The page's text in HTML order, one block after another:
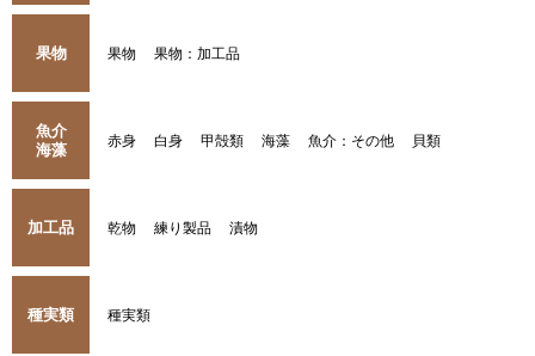
果物 果物 果物：加工品
魚介
海藻
赤身 白身 甲殻類 海藻 魚介：その他 貝類
加工品 乾物 練り製品 漬物
種実類 種実類